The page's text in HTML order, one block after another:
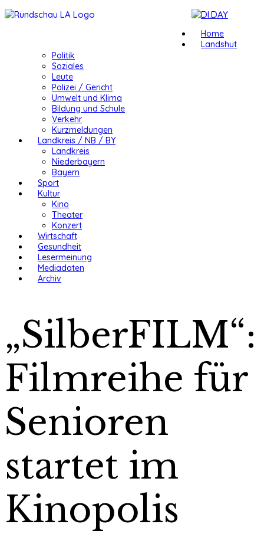
Home
Landshut
Politik
Soziales
Leute
Polizei / Gericht
Umwelt und Klima
Bildung und Schule
Verkehr
Kurzmeldungen
Landkreis / NB / BY
Landkreis
Niederbayern
Bayern
Sport
Kultur
Kino
Theater
Konzert
Wirtschaft
Gesundheit
Lesermeinung
Mediadaten
Archiv
„SilberFILM“:
Filmreihe für
Senioren
startet im
Kinopolis